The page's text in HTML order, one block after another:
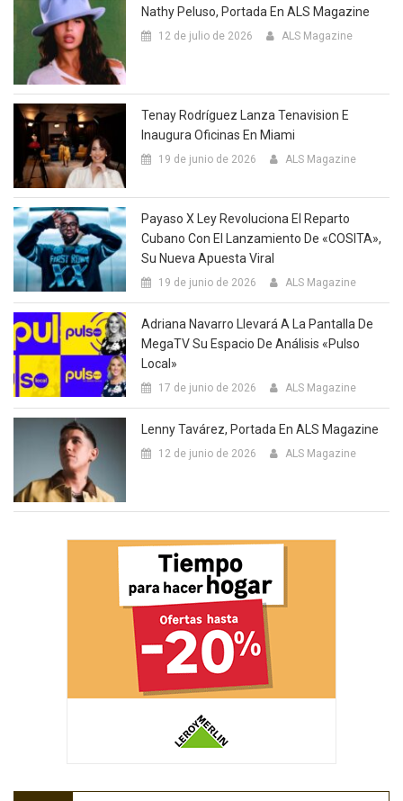
Nathy Peluso, Portada En ALS Magazine
12 de julio de 2026 ALS Magazine
Tenay Rodríguez Lanza Tenavision E
Inaugura Oficinas En Miami
19 de junio de 2026 ALS Magazine
Payaso X Ley Revoluciona El Reparto
Cubano Con El Lanzamiento De «COSITA»,
Su Nueva Apuesta Viral
19 de junio de 2026 ALS Magazine
Adriana Navarro Llevará A La Pantalla De
MegaTV Su Espacio De Análisis «Pulso
Local»
17 de junio de 2026 ALS Magazine
Lenny Tavárez, Portada En ALS Magazine
12 de junio de 2026 ALS Magazine